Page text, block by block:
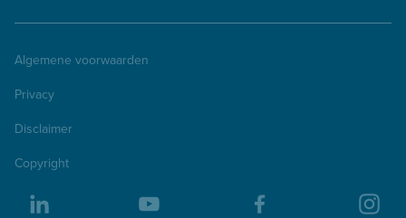
Algemene voorwaarden
Privacy
Disclaimer
Copyright